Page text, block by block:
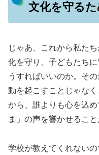
文化を守る
じゃあ、これから私た
化を守り、子どもたち
うすればいいのか。そ
動を起こすことじゃな
から、誰よりも心を込
ま」の声を響かせること
学校が教えてくれない